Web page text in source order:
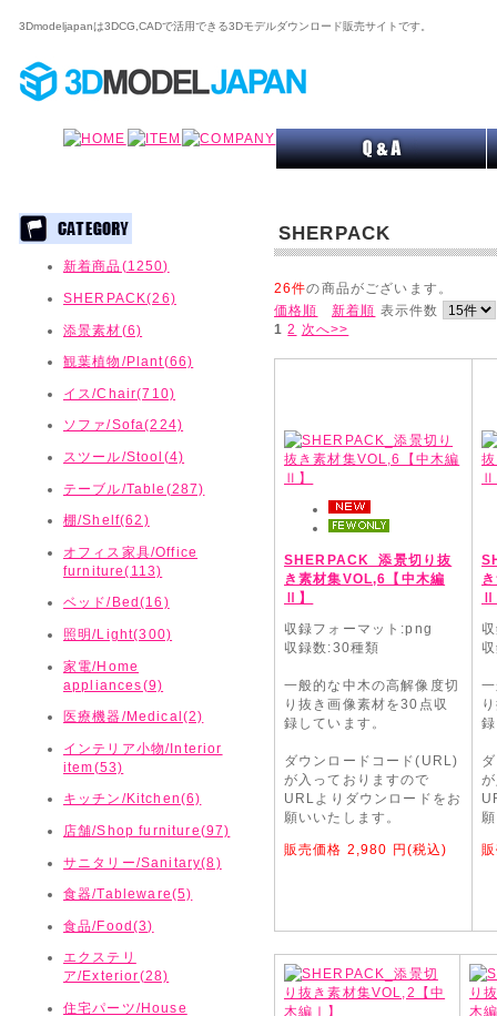
3Dmodeljapanは3DCG,CADで活用できる3Dモデルダウンロード販売サイトです。
新着商品(1250)
SHERPACK(26)
添景素材(6)
観葉植物/Plant(66)
イス/Chair(710)
ソファ/Sofa(224)
スツール/Stool(4)
テーブル/Table(287)
棚/Shelf(62)
オフィス家具/Office
furniture(113)
ベッド/Bed(16)
照明/Light(300)
家電/Home
appliances(9)
医療機器/Medical(2)
インテリア小物/Interior
item(53)
キッチン/Kitchen(6)
店舗/Shop furniture(97)
サニタリー/Sanitary(8)
食器/Tableware(5)
食品/Food(3)
エクステリ
ア/Exterior(28)
住宅パーツ/House
SHERPACK
26件の商品がございます。
価格順
新着順 表示件数
1 2 次へ>>
SHERPACK_添景切り抜
き素材集VOL,6【中木編
Ⅱ】
収録フォーマット:png
収録数:30種類
一般的な中木の高解像度切
り抜き画像素材を30点収
録しています。
ダウンロードコード(URL)
が入っておりますので
URLよりダウンロードをお
願いいたします。
販売価格 2,980 円(税込)
Ⅱ